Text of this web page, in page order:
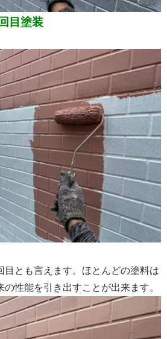
目塗装
目とも言えます。ほとんどの塗料は
性能を引き出すことが出来ます。